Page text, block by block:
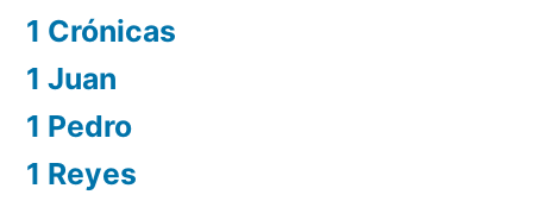
1 Crónicas
1 Juan
1 Pedro
1 Reyes